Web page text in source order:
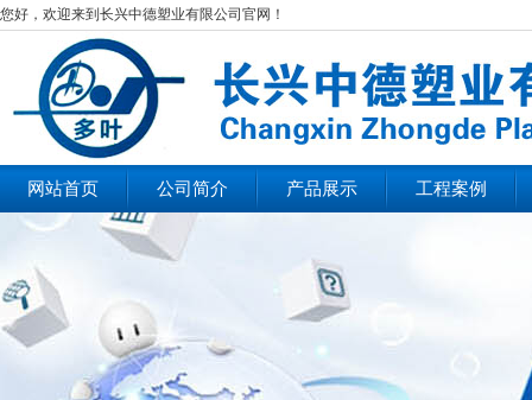
您好，欢迎来到长兴中德塑业有限公司官网！
网站首页 公司简介 产品展示 工程案例